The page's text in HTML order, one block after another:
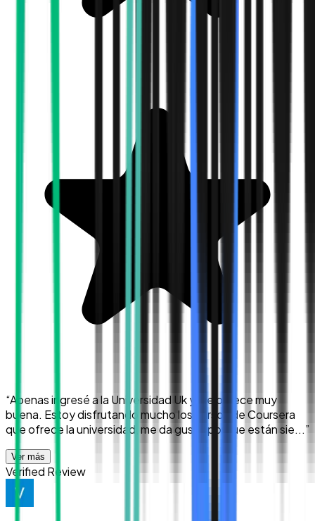
“Apenas ingresé a la Universidad Uk y me parece muy
buena. Estoy disfrutando mucho los cursos de Coursera
que ofrece la universidad, me da gusto porque están sie...”
Ver más
Verified Review